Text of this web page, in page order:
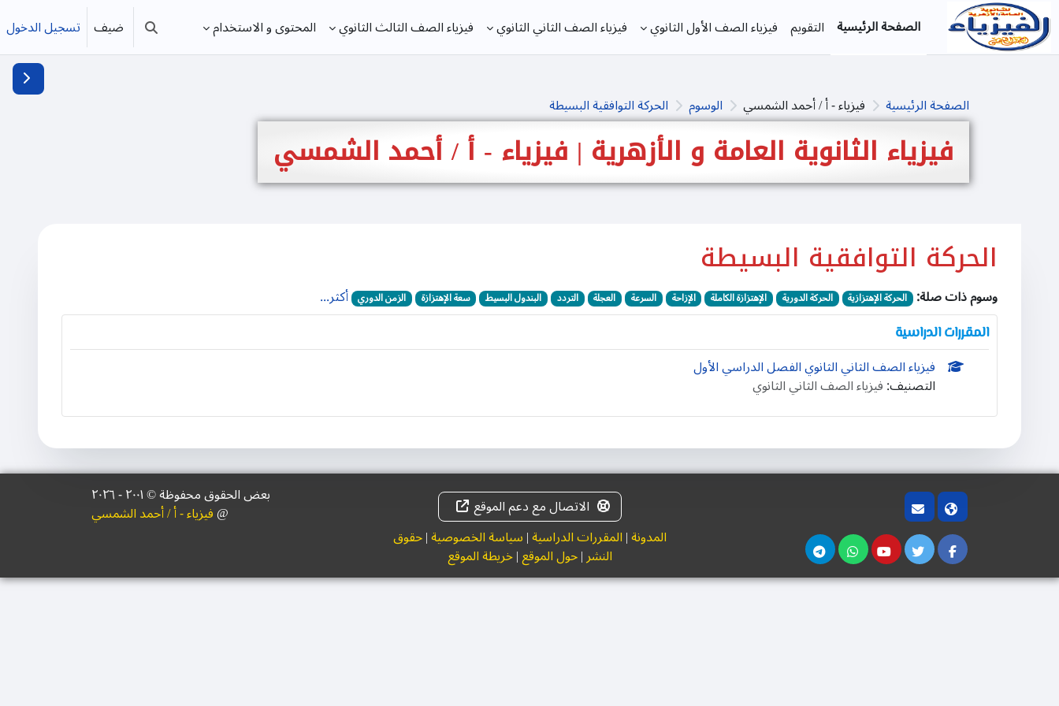
تخطى إلى المحتوى الرئيسي
الصفحة الرئيسية التقويم فيزياء الصف الأول الثانوي فيزياء الصف الثاني الثانوي فيزياء الصف الثالث الثانوي المحتوى و الاستخدام تبديل إدخال البحث
ضيف تسجيل الدخول
الصفحة الرئيسية فيزياء - أ / أحمد الشمسي الوسوم الحركة التوافقية البسيطة
فيزياء الثانوية العامة و الأزهرية | فيزياء - أ / أحمد الشمسي
فتح
الحركة التوافقية البسيطة
وسوم ذات صلة: الحركة الإهتزازية الحركة الدورية الإهتزازة الكاملة الإزاحة السرعة العجلة التردد البندول البسيط سعة الإهتزازة الزمن الدوري أكثر...
المقررات الدراسية
فيزياء الصف الثاني الثانوي الفصل الدراسي الأول
التصنيف:فيزياء الصف الثاني الثانوي
الاتصال مع دعم الموقع
المدونة|المقررات الدراسية|سياسة الخصوصية|حقوق
النشر|حول الموقع|خريطة الموقع
بعض الحقوق محفوظة © ۲۰۰١ - ٢٠٢٦
@فيزياء - أ / أحمد الشمسي